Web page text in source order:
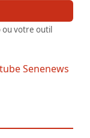
ou votre outil